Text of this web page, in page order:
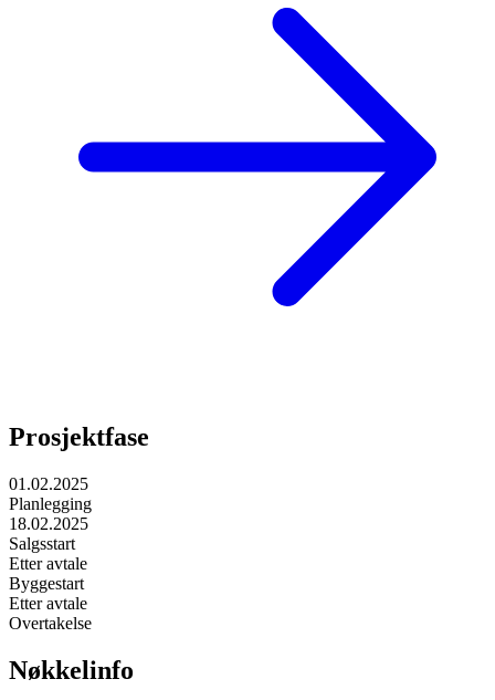
Prosjektfase
01.02.2025
Planlegging
18.02.2025
Salgsstart
Etter avtale
Byggestart
Etter avtale
Overtakelse
Nøkkelinfo